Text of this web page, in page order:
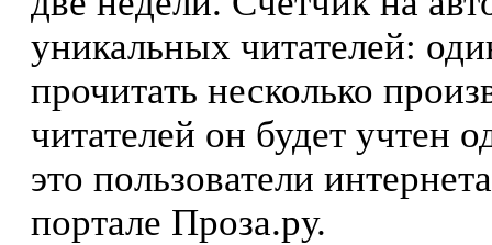
уникальных читателей:
прочитать несколько
читателей он будет учтен
это пользователи
портале Проза.ру.